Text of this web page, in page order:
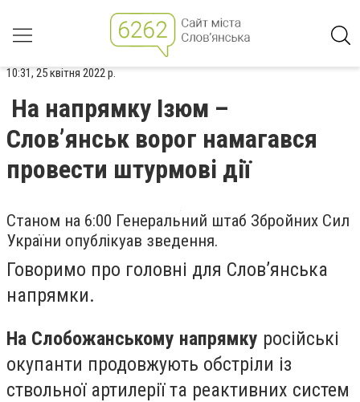
10:31, 25 квітня 2022 р.
На напрямку Ізюм –
Слов’янськ ворог намагався
провести штурмові дії
Станом на 6:00 Генеральний штаб Збройних Сил
України опублікуав зведення.
Говоримо про головні для Слов’янська
напрямки.
На Слобожанському напрямку російські
окупанти продовжують обстріли із
ствольної артилерії та реактивних систем